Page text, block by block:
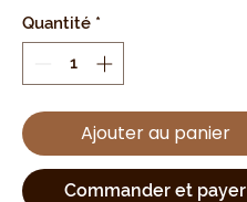
Quantité *
Ajouter au panier
Commander et payer